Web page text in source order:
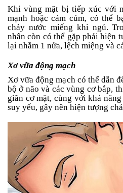
Khi vùng mặt bị tiếp xúc với
mạnh hoặc cảm cúm, có thể
chảy nước miếng khi ngủ.
nhân còn có thể gặp phải hiện
lại nhắm 1 nửa, lệch miệng và
Xơ vữa động mạch
Xơ vữa động mạch có thể dẫn
bộ ở não và các vùng cơ bắp,
giãn cơ mặt, cùng với khả
suy yếu, gây nên hiện tượng